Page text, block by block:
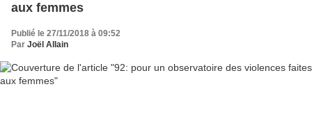
aux femmes
Publié le 27/11/2018 à 09:52
Par Joël Allain